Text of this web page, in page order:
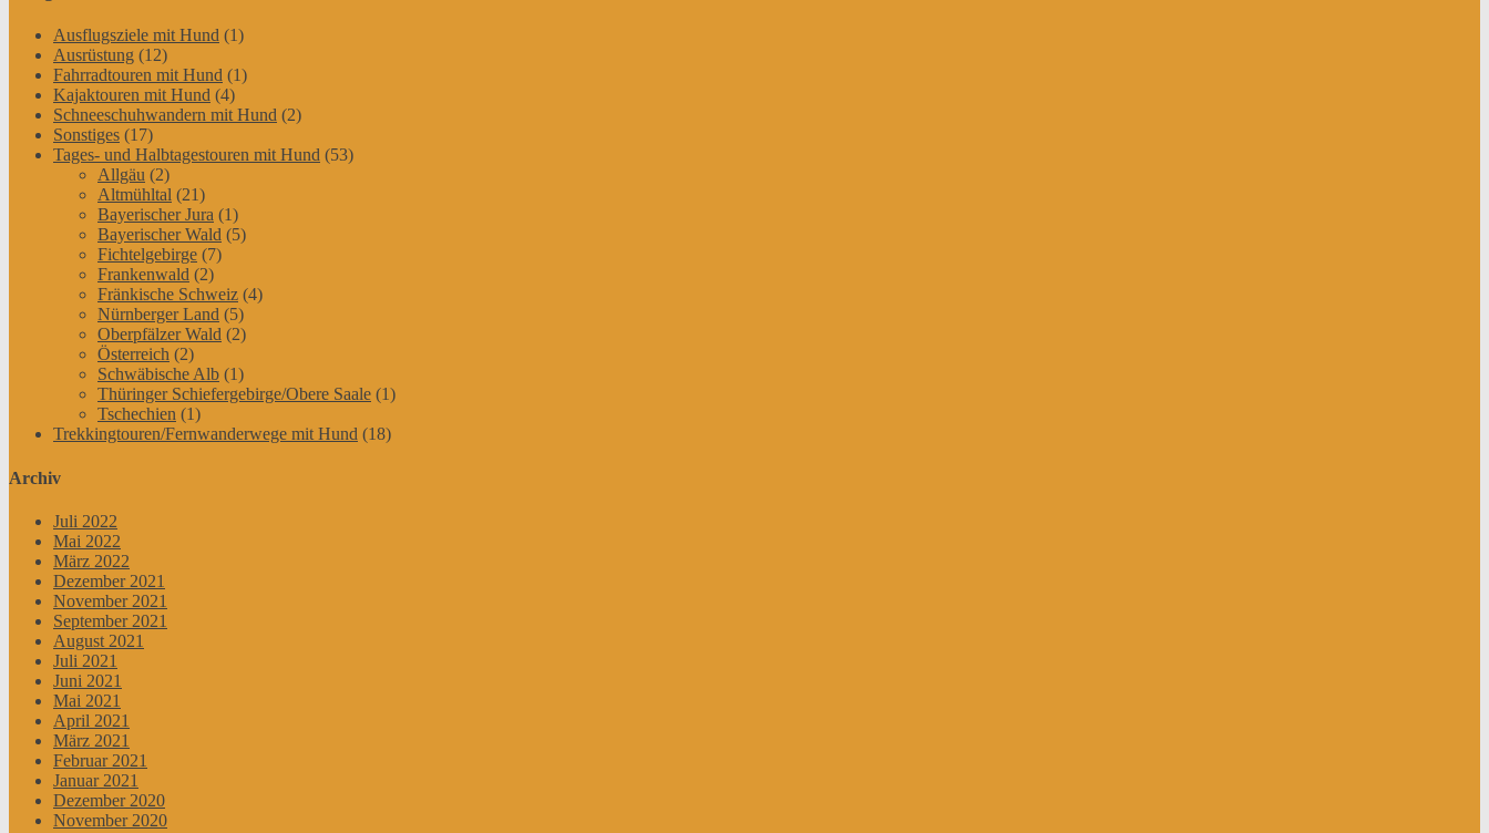
Ausflugsziele mit Hund (1)
Ausrüstung (12)
Fahrradtouren mit Hund (1)
Kajaktouren mit Hund (4)
Schneeschuhwandern mit Hund (2)
Sonstiges (17)
Tages- und Halbtagestouren mit Hund (53)
Allgäu (2)
Altmühltal (21)
Bayerischer Jura (1)
Bayerischer Wald (5)
Fichtelgebirge (7)
Frankenwald (2)
Fränkische Schweiz (4)
Nürnberger Land (5)
Oberpfälzer Wald (2)
Österreich (2)
Schwäbische Alb (1)
Thüringer Schiefergebirge/Obere Saale (1)
Tschechien (1)
Trekkingtouren/Fernwanderwege mit Hund (18)
Archiv
Juli 2022
Mai 2022
März 2022
Dezember 2021
November 2021
September 2021
August 2021
Juli 2021
Juni 2021
Mai 2021
April 2021
März 2021
Februar 2021
Januar 2021
Dezember 2020
November 2020